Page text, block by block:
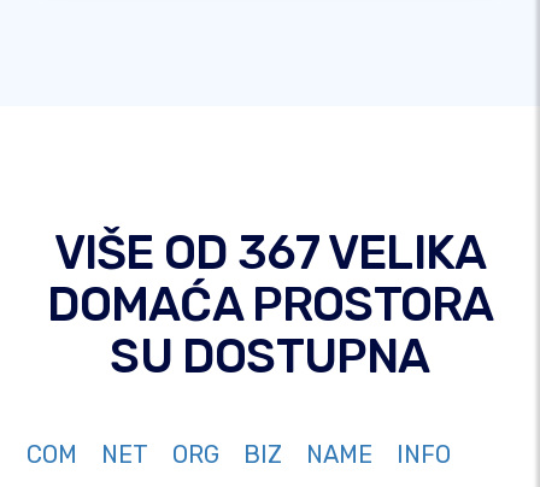
VIŠE OD 367 VELIKA
DOMAĆA PROSTORA
SU DOSTUPNA
COM NET ORG BIZ NAME
INFO